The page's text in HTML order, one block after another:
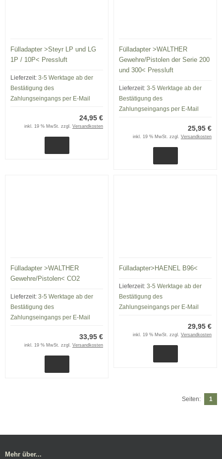
Fülladapter >Steyr LP und LG
1P / 10P< Pressluft
Lieferzeit: 3-5 Werktage ab der
Bestätigung des
Zahlungseingangs per E-Mail
24,95 €
inkl. 19 % MwSt. zzgl. Versandkosten
Fülladapter >WALTHER
Gewehre/Pistolen der Serie 200
und 300< Pressluft
Lieferzeit: 3-5 Werktage ab der
Bestätigung des
Zahlungseingangs per E-Mail
25,95 €
inkl. 19 % MwSt. zzgl. Versandkosten
Fülladapter >WALTHER
Gewehre/Pistolen< CO2
Lieferzeit: 3-5 Werktage ab der
Bestätigung des
Zahlungseingangs per E-Mail
33,95 €
inkl. 19 % MwSt. zzgl. Versandkosten
Fülladapter>HAENEL B96<
Lieferzeit: 3-5 Werktage ab der
Bestätigung des
Zahlungseingangs per E-Mail
29,95 €
inkl. 19 % MwSt. zzgl. Versandkosten
Seiten: 1
Mehr über...